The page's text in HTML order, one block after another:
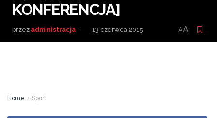
KONFERENCJA]
przez administracja 13 czerwca 2015 AA
Home Sport